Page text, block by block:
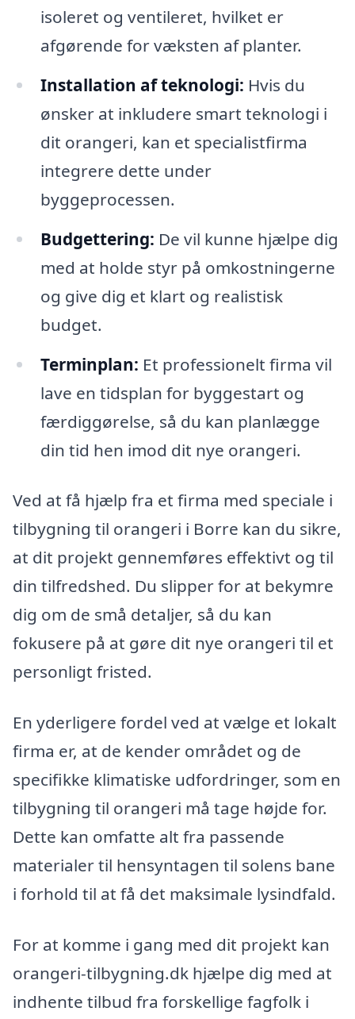
isoleret og ventileret, hvilket er
afgørende for væksten af planter.
Installation af teknologi: Hvis du
ønsker at inkludere smart teknologi i
dit orangeri, kan et specialistfirma
integrere dette under
byggeprocessen.
Budgettering: De vil kunne hjælpe dig
med at holde styr på omkostningerne
og give dig et klart og realistisk
budget.
Terminplan: Et professionelt firma vil
lave en tidsplan for byggestart og
færdiggørelse, så du kan planlægge
din tid hen imod dit nye orangeri.
Ved at få hjælp fra et firma med speciale i
tilbygning til orangeri i Borre kan du sikre,
at dit projekt gennemføres effektivt og til
din tilfredshed. Du slipper for at bekymre
dig om de små detaljer, så du kan
fokusere på at gøre dit nye orangeri til et
personligt fristed.
En yderligere fordel ved at vælge et lokalt
firma er, at de kender området og de
specifikke klimatiske udfordringer, som en
tilbygning til orangeri må tage højde for.
Dette kan omfatte alt fra passende
materialer til hensyntagen til solens bane
i forhold til at få det maksimale lysindfald.
For at komme i gang med dit projekt kan
orangeri-tilbygning.dk hjælpe dig med at
indhente tilbud fra forskellige fagfolk i